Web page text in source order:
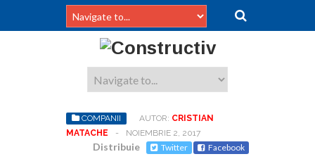
COMPANII AUTOR: CRISTIAN
MATACHE
- NOIEMBRIE 2, 2017
Distribuie Twitter Facebook